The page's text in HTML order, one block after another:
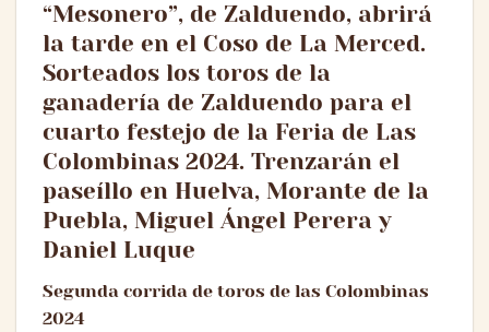
“Mesonero”, de Zalduendo, abrirá
la tarde en el Coso de La Merced.
Sorteados los toros de la
ganadería de Zalduendo para el
cuarto festejo de la Feria de Las
Colombinas 2024. Trenzarán el
paseíllo en Huelva, Morante de la
Puebla, Miguel Ángel Perera y
Daniel Luque
Segunda corrida de toros de las Colombinas
2024